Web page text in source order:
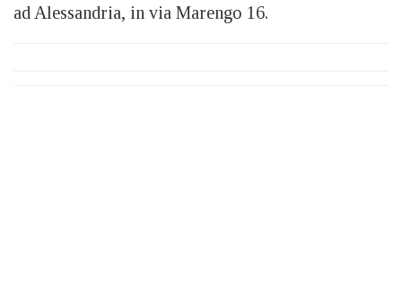
ad Alessandria, in via Marengo 16.